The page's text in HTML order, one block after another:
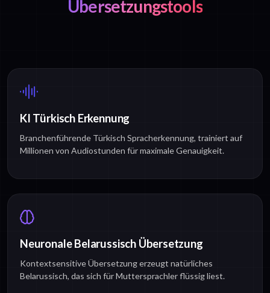
Übersetzungstools
KI Türkisch Erkennung
Branchenführende Türkisch Spracherkennung, trainiert auf
Millionen von Audiostunden für maximale Genauigkeit.
Neuronale Belarussisch Übersetzung
Kontextsensitive Übersetzung erzeugt natürliches
Belarussisch, das sich für Muttersprachler flüssig liest.